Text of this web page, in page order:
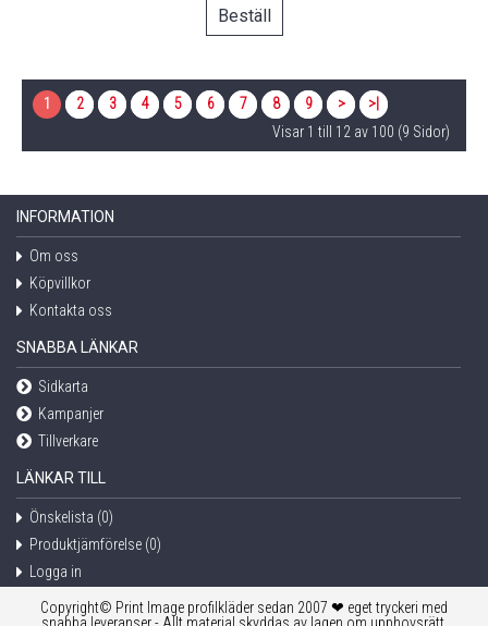
Beställ
1 2 3 4 5 6 7 8 9 >
>|
Visar 1 till 12 av 100 (9 Sidor)
INFORMATION
Om oss
Köpvillkor
Kontakta oss
SNABBA LÄNKAR
Sidkarta
Kampanjer
Tillverkare
LÄNKAR TILL
Önskelista (0)
Produktjämförelse (0)
Logga in
Copyright© Print Image profilkläder sedan 2007 ❤ eget tryckeri med